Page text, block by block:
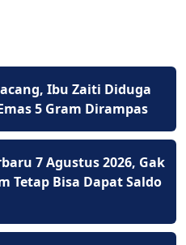
Ibu Zaiti Diduga
5 Gram Dirampas
7 Agustus 2026, Gak
Tetap Bisa Dapat Saldo